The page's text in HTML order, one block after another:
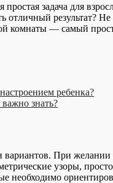
задача для
результат?
комнаты — самый
ребенка?
знать?
вариантов. При
узоры,
необходимо